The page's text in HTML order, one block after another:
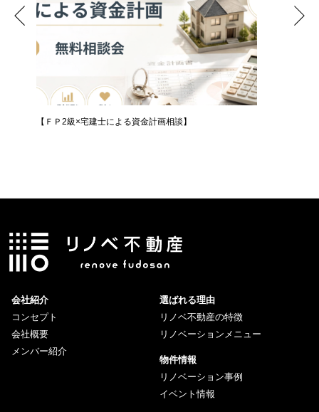
【ＦＰ2級×宅建士による資金計画相談】
会社紹介
コンセプト
会社概要
メンバー紹介
選ばれる理由
リノベ不動産の特徴
リノベーションメニュー
物件情報
リノベーション事例
イベント情報